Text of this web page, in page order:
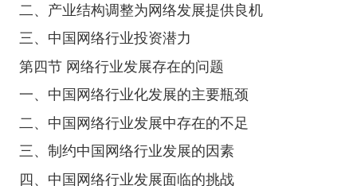
二、产业结构调整为网络发展提供良机
三、中国网络行业投资潜力
第四节 网络行业发展存在的问题
一、中国网络行业化发展的主要瓶颈
二、中国网络行业发展中存在的不足
三、制约中国网络行业发展的因素
四、中国网络行业发展面临的挑战